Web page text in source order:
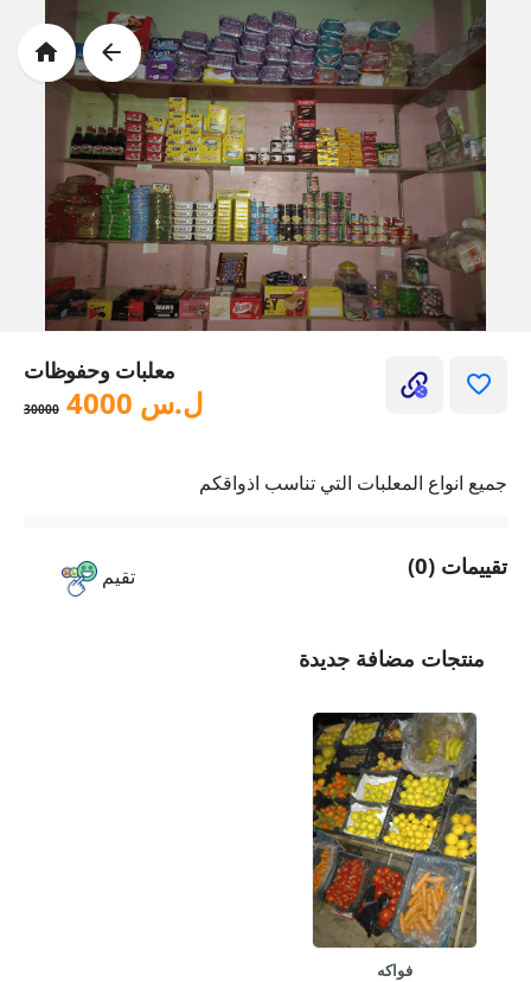
معلبات وحفوظات
ل.س 4000
30000
جميع انواع المعلبات التي تناسب اذواقكم
تقيم تقييمات (0)
منتجات مضافة جديدة
فواكه